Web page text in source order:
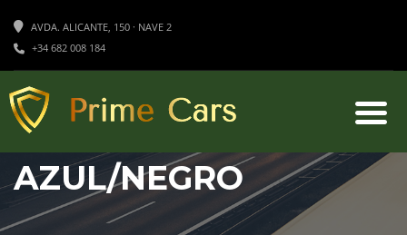
AVDA. ALICANTE, 150 · NAVE 2
+34 682 008 184
AZUL/NEGRO